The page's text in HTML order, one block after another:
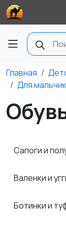
Главная
Для
Сапоги и
Валенки и
Ботинки и